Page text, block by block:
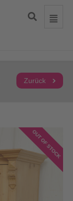
Zurück
OUT OF STOCK